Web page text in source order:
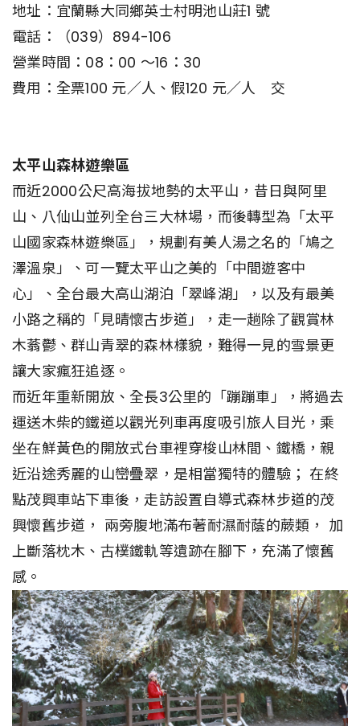
地址：宜蘭縣大同鄉英士村明池山莊1 號
電話：（039）894-106
營業時間：08：00 ～16：30
費用：全票100 元／人、假120 元／人 交
太平山森林遊樂區
而近2000公尺高海拔地勢的太平山，昔日與阿里
山、八仙山並列全台三大林場，而後轉型為「太平
山國家森林遊樂區」，規劃有美人湯之名的「鳩之
澤溫泉」、可一覽太平山之美的「中間遊客中
心」、全台最大高山湖泊「翠峰湖」，以及有最美
小路之稱的「見晴懷古步道」，走一趟除了觀賞林
木蓊鬱、群山青翠的森林樣貌，難得一見的雪景更
讓大家瘋狂追逐。
而近年重新開放、全長3公里的「蹦蹦車」，將過去
運送木柴的鐵道以觀光列車再度吸引旅人目光，乘
坐在鮮黃色的開放式台車裡穿梭山林間、鐵橋，親
近沿途秀麗的山巒疊翠，是相當獨特的體驗； 在終
點茂興車站下車後，走訪設置自導式森林步道的茂
興懷舊步道， 兩旁腹地滿布著耐濕耐蔭的蕨類， 加
上斷落枕木、古樸鐵軌等遺跡在腳下，充滿了懷舊
感。